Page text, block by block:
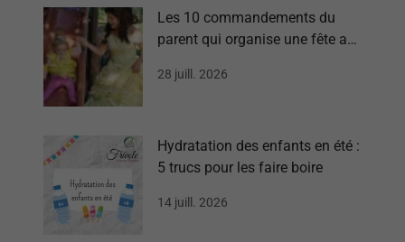
Les 10 commandements du
parent qui organise une fête au
28 juill. 2026
Hydratation des enfants en été :
5 trucs pour les faire boire
14 juill. 2026